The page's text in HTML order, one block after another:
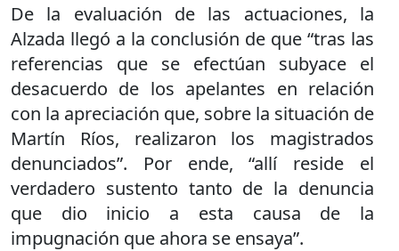
De la evaluación de las actuaciones, la
Alzada llegó a la conclusión de que “tras las
referencias que se efectúan subyace el
desacuerdo de los apelantes en relación
con la apreciación que, sobre la situación de
Martín Ríos, realizaron los magistrados
denunciados”. Por ende, “allí reside el
verdadero sustento tanto de la denuncia
que dio inicio a esta causa de la
impugnación que ahora se ensaya”.